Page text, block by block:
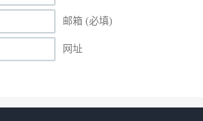
邮箱 (必填)
网址